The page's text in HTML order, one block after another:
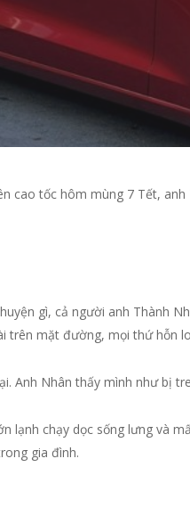
cao tốc hôm mùng 7 Tết,
gì, cả người anh Thành
trên mặt đường, mọi thứ hỗn
Anh Nhân thấy mình như bị
lạnh chạy dọc sống lưng và
gia đình.